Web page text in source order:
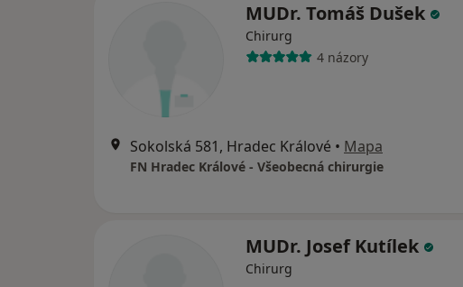
MUDr. Tomáš Dušek
Chirurg
4 názory
Sokolská 581, Hradec Králové • Mapa
FN Hradec Králové - Všeobecná chirurgie
MUDr. Josef Kutílek
Chirurg